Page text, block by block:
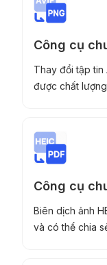
Công cụ
Thay đổi tập tin
được chất
Công cụ
Biên dịch ảnh
và có thể chia